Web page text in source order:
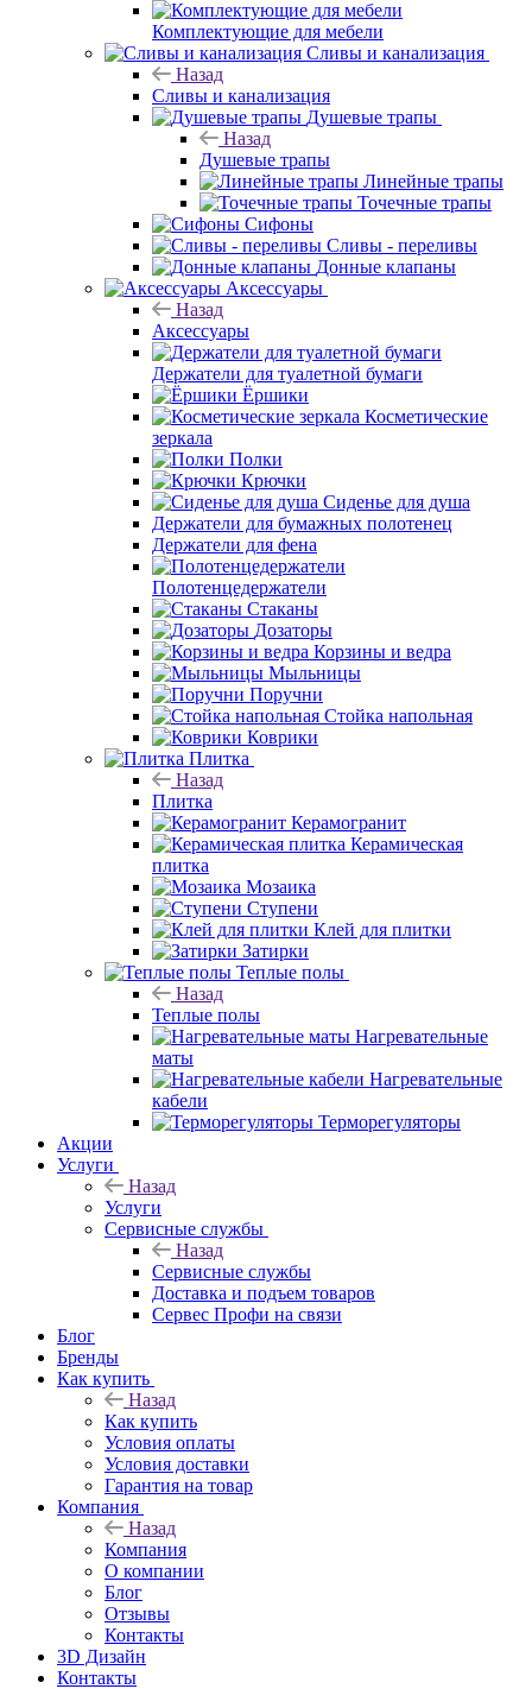
Комплектующие для мебели
Сливы и канализация
Назад
Сливы и канализация
Душевые трапы
Назад
Душевые трапы
Линейные трапы
Точечные трапы
Сифоны
Сливы - переливы
Донные клапаны
Аксессуары
Назад
Аксессуары
Держатели для туалетной бумаги
Ёршики
Косметические
зеркала
Полки
Крючки
Сиденье для душа
Держатели для бумажных полотенец
Держатели для фена
Полотенцедержатели
Стаканы
Дозаторы
Корзины и ведра
Мыльницы
Поручни
Стойка напольная
Коврики
Плитка
Назад
Плитка
Керамогранит
Керамическая
плитка
Мозаика
Ступени
Клей для плитки
Затирки
Теплые полы
Назад
Теплые полы
Нагревательные
маты
Нагревательные
кабели
Терморегуляторы
Акции
Услуги
Назад
Услуги
Сервисные службы
Назад
Сервисные службы
Доставка и подъем товаров
Сервес Профи на связи
Блог
Бренды
Как купить
Назад
Как купить
Условия оплаты
Условия доставки
Гарантия на товар
Компания
Назад
Компания
О компании
Блог
Отзывы
Контакты
3D Дизайн
Контакты